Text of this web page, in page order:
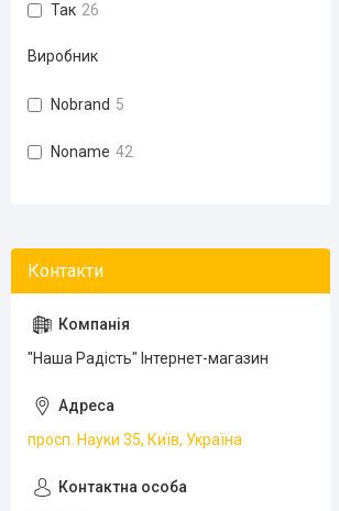
Так 26
Виробник
Nobrand 5
Noname 42
"Наша Радість" Інтернет-магазин
просп. Науки 35, Київ, Україна